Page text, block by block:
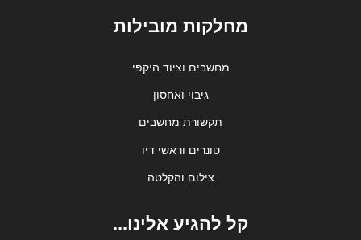
מחלקות מובילות
מחשבים וציוד היקפי
גיבוי ואחסון
תקשורת מחשבים
טונרים וראשי דיו
צילום והקלטה
קל להגיע אלינו...